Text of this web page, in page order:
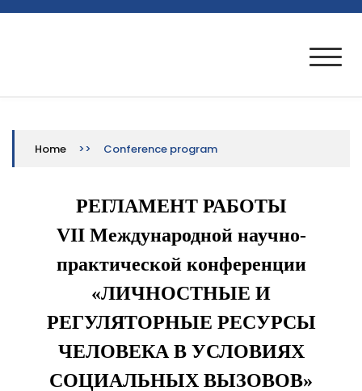
Home >> Conference program
РЕГЛАМЕНТ РАБОТЫ
VII Международной научно-
практической конференции
«ЛИЧНОСТНЫЕ И
РЕГУЛЯТОРНЫЕ РЕСУРСЫ
ЧЕЛОВЕКА В УСЛОВИЯХ
СОЦИАЛЬНЫХ ВЫЗОВОВ»